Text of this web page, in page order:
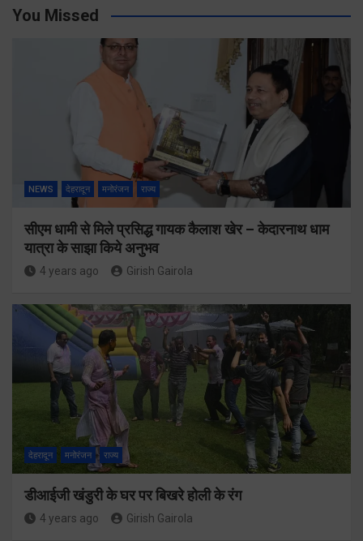
You Missed
NEWS देहरादून मनोरंजन राज्य
सीएम धामी से मिले प्रसिद्ध गायक कैलाश खेर – केदारनाथ धाम
यात्रा के साझा किये अनुभव
4 years ago Girish Gairola
देहरादून मनोरंजन राज्य
डीआईजी खंडुरी के घर पर बिखरे होली के रंग
4 years ago Girish Gairola